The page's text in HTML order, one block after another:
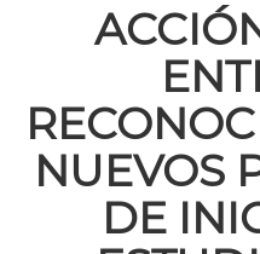
NUEVOS
DE